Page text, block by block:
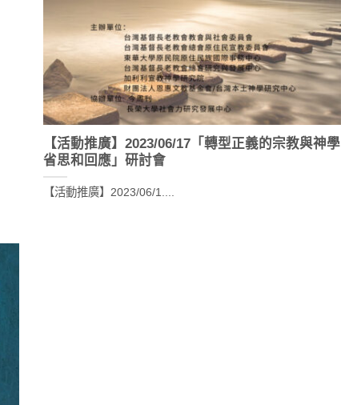
【活動推廣】2023/06/17「轉型正義的宗教與神學
省思和回應」研討會
【活動推廣】2023/06/1....